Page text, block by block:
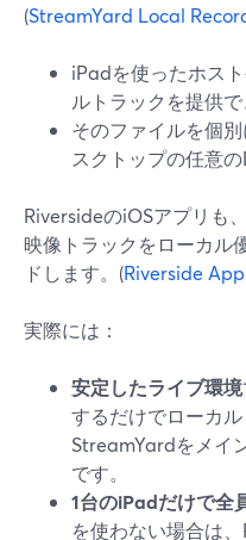
(StreamYard Local
iPadを使ったホス
ルトラックを提供で
そのファイルを個
スクトップの任意
RiversideのiOSアプリも
映像トラックをローカル
ドします。(Riverside
実際には：
安定したライブ環境
するだけでローカル
StreamYardをメイ
です。
1台のiPadだけで全
を使わない場合は